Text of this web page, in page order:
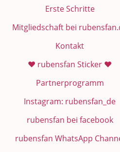
Erste Schritte
Mitgliedschaft bei
Kontakt
❤️ rubensfan Sticker ❤️
Partnerprogramm
Instagram: rubensfan_de
rubensfan bei facebook
rubensfan WhatsApp